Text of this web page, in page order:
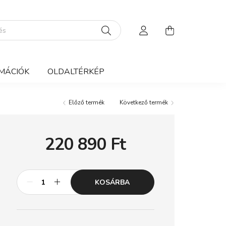
OLDALTÉRKÉP
Előző termék Következő termék
220 890 Ft
KOSÁRBA